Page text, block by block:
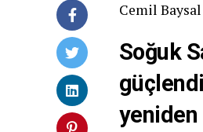
Cemil Baysal
Soğuk
yeniden